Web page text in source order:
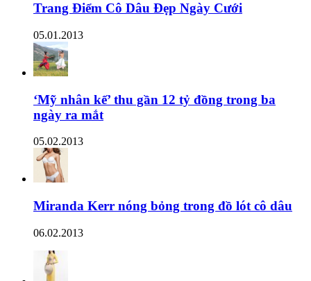
Trang Điểm Cô Dâu Đẹp Ngày Cưới
05.01.2013
‘Mỹ nhân kế’ thu gần 12 tỷ đồng trong ba
ngày ra mắt
05.02.2013
Miranda Kerr nóng bỏng trong đồ lót cô dâu
06.02.2013